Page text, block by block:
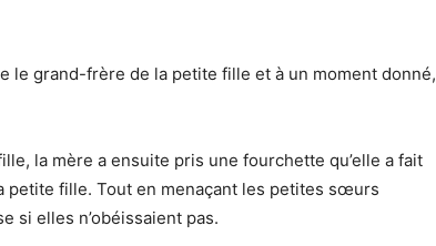
le grand-frère de la petite fille et à un moment donné,
la mère a ensuite pris une fourchette qu’elle a fait
petite fille. Tout en menaçant les petites sœurs
si elles n’obéissaient pas.